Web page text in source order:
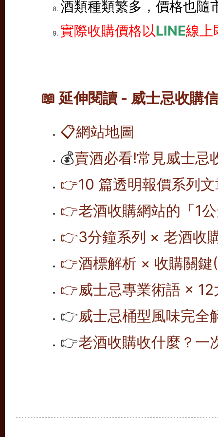
酒類種類繁多，價格也隨
實際收購價格以LINE線上
📖 延伸閱讀 - 威士忌收購
📋網站地圖
💰賣酒必看!常見威士忌
👉10 篇透明報價系列
👉老酒收購網站的「1
👉3分鐘系列 × 老酒收
👉酒標解析 × 收購關鍵
👉威士忌專業術語 ×
👉威士忌桶型風味完全
👉老酒收購收什麼？一